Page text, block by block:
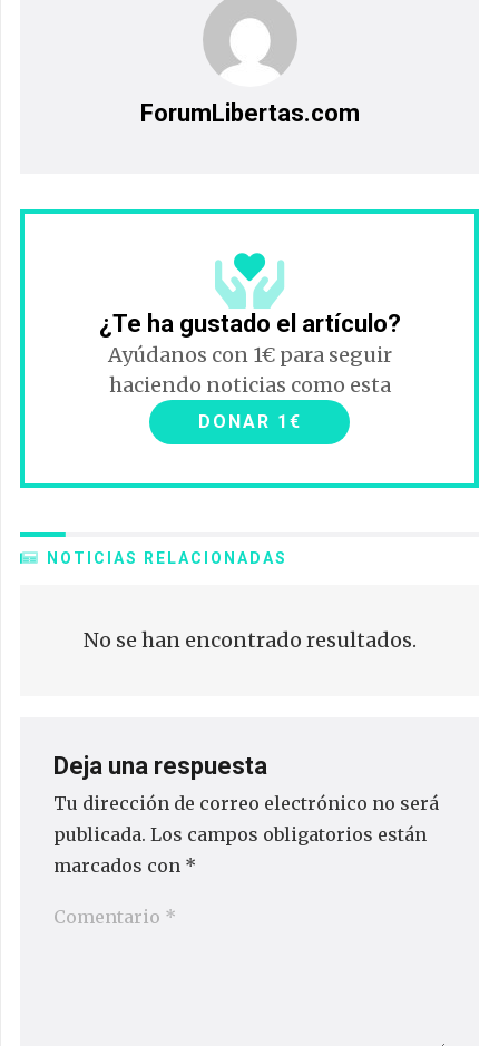
ForumLibertas.com
¿Te ha gustado el artículo?
Ayúdanos con 1€ para seguir
haciendo noticias como esta
DONAR 1€
NOTICIAS RELACIONADAS
No se han encontrado resultados.
Deja una respuesta
Tu dirección de correo electrónico no será
publicada. Los campos obligatorios están
marcados con *